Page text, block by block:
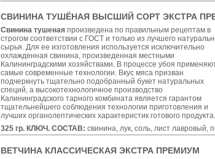
СВИНИНА ТУШЁНАЯ ВЫСШИЙ СОРТ ЭКСТРА
Свинина тушеная произведена по правильным рецептам в
строгом соответствии с ГОСТ и только из лучшего
сырья. Для ее изготовления используется исключительно
охлажденная свинина, произведенная местными
Калининградскими хозяйствами. В процессе убоя
самые современные технологии. Вкус мяса призван
подчеркнуть тщательно подобранный букет натуральных
специй, а высокотехнологичное производство
Калининградского тарного комбината является гарантом
тщательнейшего соблюдения технологии приготовления и
лучших органолептических характеристик готового продукта.
325 гр. КЛЮЧ. СОСТАВ: свинина, лук, соль, лист лавровый,
ВЕТЧИНА КЛАССИЧЕСКАЯ ЭКСТРА ПРЕМИУМ